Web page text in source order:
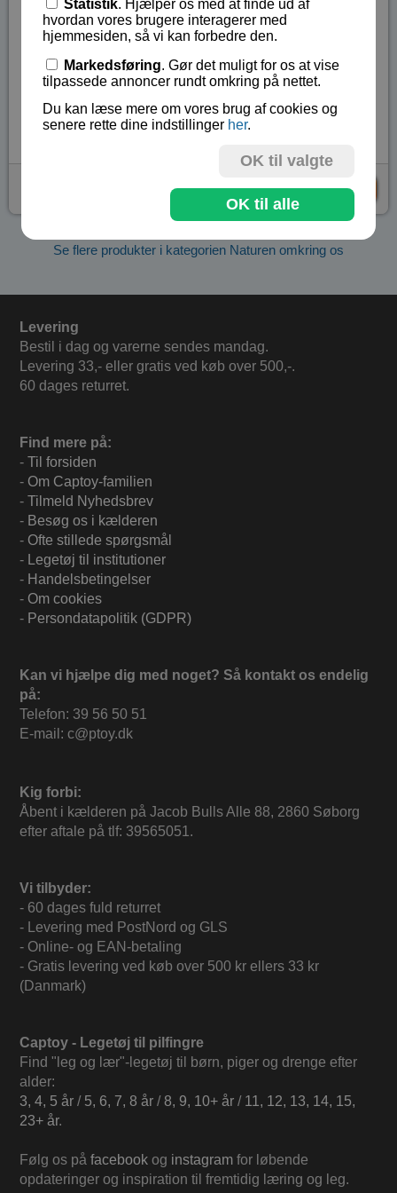
Husk, du må aldrig, aldrig, aldrig kikke op mod solen
stykker.
Lagerstatus:
Vare nr.:EDU-MG060
KØB
Se flere produkter i kategorien Naturen omkring os
Levering
Bestil i dag og varerne sendes mandag.
Levering 33,- eller gratis ved køb over 500,-.
60 dages returret.
Find mere på:
- Til forsiden
- Om Captoy-familien
- Tilmeld Nyhedsbrev
- Besøg os i kælderen
- Ofte stillede spørgsmål
- Legetøj til institutioner
- Handelsbetingelser
- Om cookies
- Persondatapolitik (GDPR)
Kan vi hjælpe dig med noget? Så kontakt os endelig
på:
Telefon: 39 56 50 51
E-mail: c@ptoy.dk
Kig forbi:
Åbent i kælderen på Jacob Bulls Alle 88, 2860 Søborg
efter aftale på tlf: 39565051.
Vi tilbyder:
- 60 dages fuld returret
- Levering med PostNord og GLS
- Online- og EAN-betaling
- Gratis levering ved køb over 500 kr ellers 33 kr
(Danmark)
Captoy - Legetøj til pilfingre
Find "leg og lær"-legetøj til børn, piger og drenge efter
alder:
3, 4, 5 år / 5, 6, 7, 8 år /8, 9, 10+ år / 11, 12, 13, 14, 15,
23+ år.
Følg os på facebook og instagram for løbende
opdateringer og inspiration til fremtidig læring og leg.
Statistik. Hjælper os med at finde ud af
hvordan vores brugere interagerer med
hjemmesiden, så vi kan forbedre den.
Markedsføring. Gør det muligt for os at vise
tilpassede annoncer rundt omkring på nettet.
Du kan læse mere om vores brug af cookies og
senere rette dine indstillinger her.
OK til valgte
OK til alle